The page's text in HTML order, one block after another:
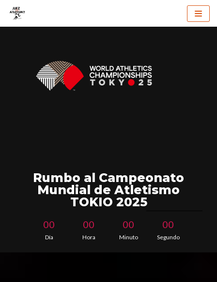
Saltar
Rumbo al Campeonato
Mundial de Atletismo
TOKIO 2025
00
Día
00
Hora
00
Minuto
00
Segundo